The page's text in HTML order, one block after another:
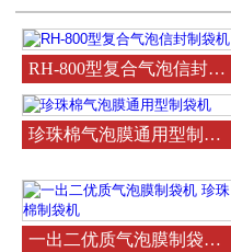
RH-800型复合气泡信封制
珍珠棉气泡膜通用型制袋机
一出二优质气泡膜制袋机